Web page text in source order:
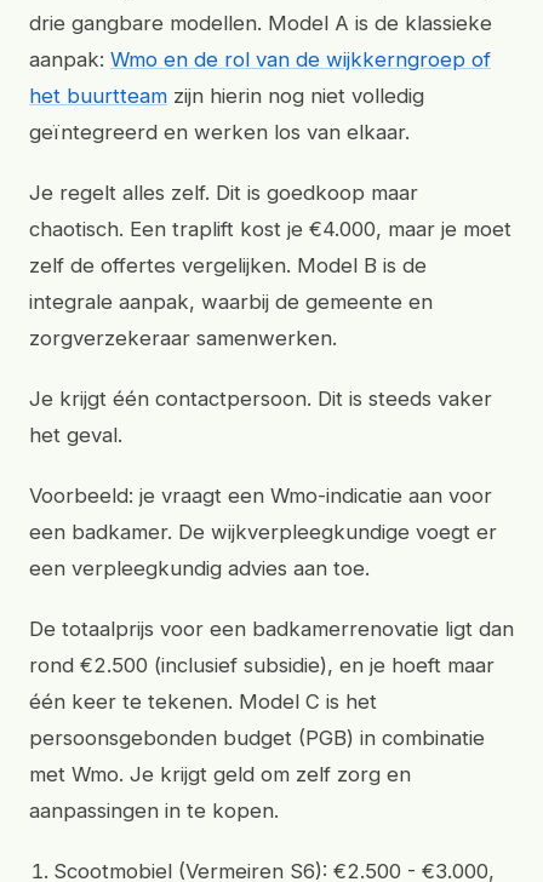
drie gangbare modellen. Model A is de klassieke
aanpak: Wmo en de rol van de wijkkerngroep of
het buurtteam zijn hierin nog niet volledig
geïntegreerd en werken los van elkaar.
Je regelt alles zelf. Dit is goedkoop maar
chaotisch. Een traplift kost je €4.000, maar je moet
zelf de offertes vergelijken. Model B is de
integrale aanpak, waarbij de gemeente en
zorgverzekeraar samenwerken.
Je krijgt één contactpersoon. Dit is steeds vaker
het geval.
Voorbeeld: je vraagt een Wmo-indicatie aan voor
een badkamer. De wijkverpleegkundige voegt er
een verpleegkundig advies aan toe.
De totaalprijs voor een badkamerrenovatie ligt dan
rond €2.500 (inclusief subsidie), en je hoeft maar
één keer te tekenen. Model C is het
persoonsgebonden budget (PGB) in combinatie
met Wmo. Je krijgt geld om zelf zorg en
aanpassingen in te kopen.
Scootmobiel (Vermeiren S6): €2.500 - €3.000,